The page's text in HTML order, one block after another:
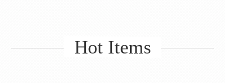
Hot Items